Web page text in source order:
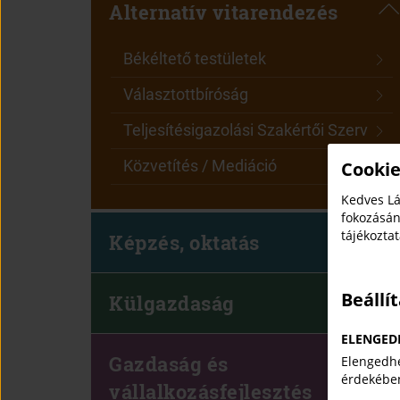
Alternatív vitarendezés
Békéltető testületek
Választottbíróság
Teljesítésigazolási Szakértői Szerv
Közvetítés / Mediáció
Képzés, oktatás
Külgazdaság
Gazdaság és
vállalkozásfejlesztés
Kedves